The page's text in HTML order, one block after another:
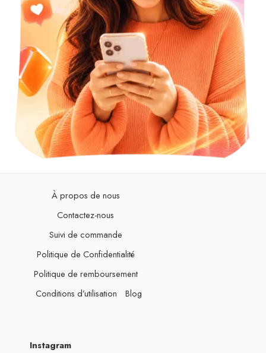
À propos de nous
Contactez-nous
Suivi de commande
Politique de Confidentialité
Politique de remboursement
Conditions d’utilisation
Blog
Instagram